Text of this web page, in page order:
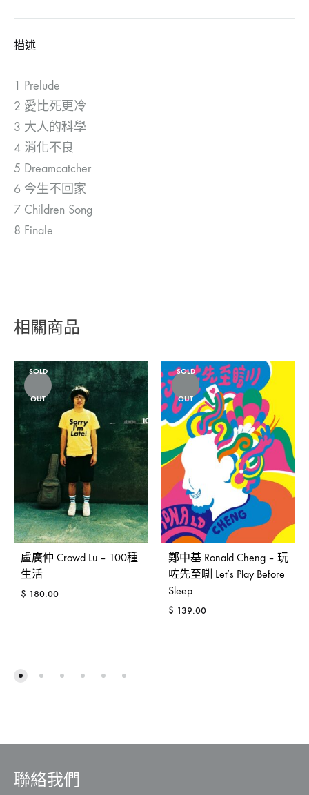
描述
1 Prelude
2 愛比死更冷
3 大人的科學
4 消化不良
5 Dreamcatcher
6 今生不回家
7 Children Song
8 Finale
相關商品
SOLD
OUT
盧廣仲 Crowd Lu – 100種
生活
$ 180.00
SOLD
OUT
鄭中基 Ronald Cheng – 玩
咗先至瞓 Let’s Play Before
Sleep
$ 139.00
聯絡我們